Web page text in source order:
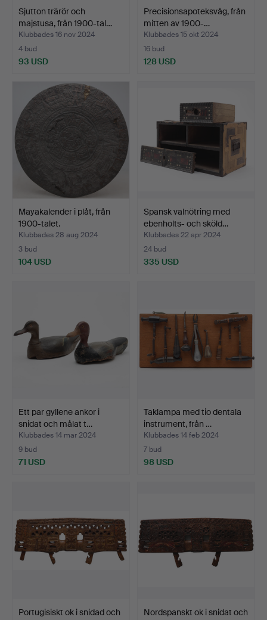
Sjutton trärör och
majstusa, från 1900-tal…
Klubbades 16 nov 2024
4 bud
93 USD
Precisionsapoteksvåg, från
mitten av 1900-…
Klubbades 15 okt 2024
16 bud
128 USD
Mayakalender i plåt, från
1900-talet.
Klubbades 28 aug 2024
3 bud
104 USD
Spansk valnötring med
ebenholts- och sköld…
Klubbades 22 apr 2024
24 bud
335 USD
Ett par gyllene ankor i
snidat och målat t…
Klubbades 14 mar 2024
9 bud
71 USD
Taklampa med tio dentala
instrument, från …
Klubbades 14 feb 2024
7 bud
98 USD
Portugisiskt ok i snidad och
Nordspanskt ok i snidat och